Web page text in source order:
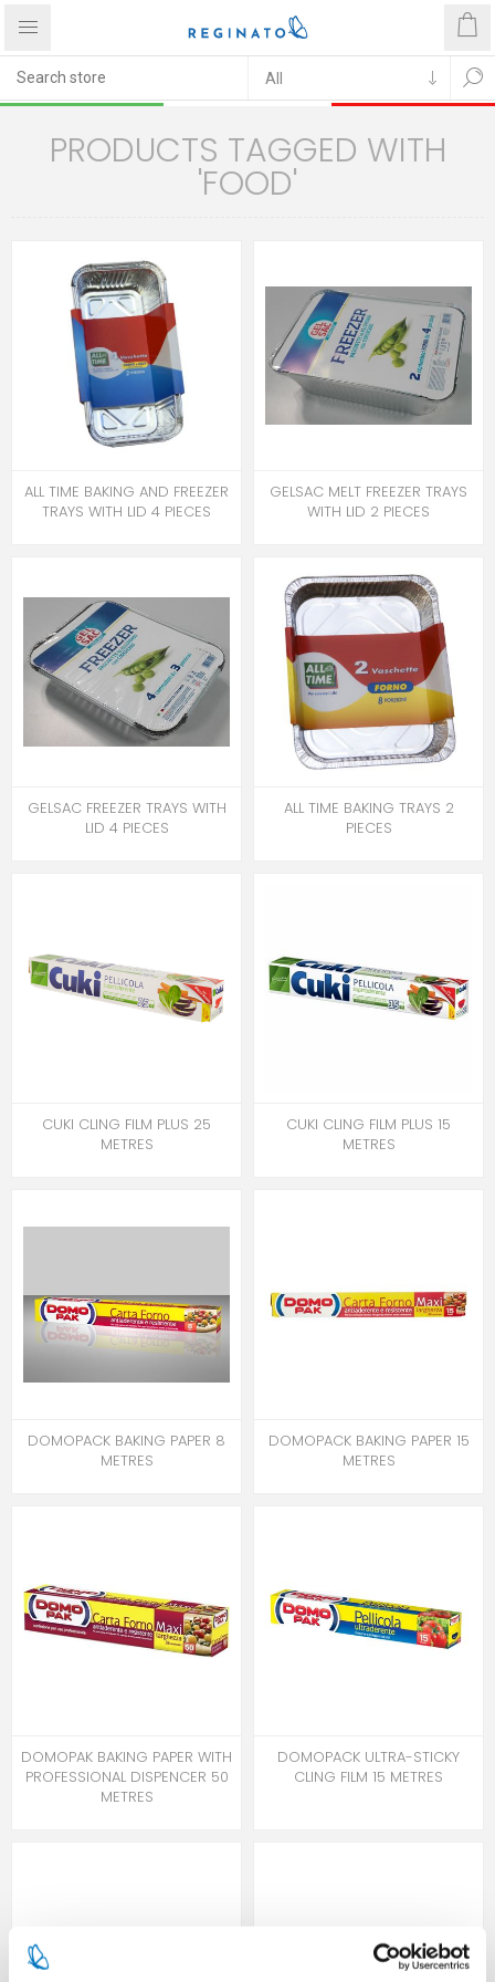
PRODUCTS TAGGED WITH
'FOOD'
ALL TIME BAKING AND FREEZER
TRAYS WITH LID 4 PIECES
GELSAC MELT FREEZER TRAYS
WITH LID 2 PIECES
GELSAC FREEZER TRAYS WITH
LID 4 PIECES
ALL TIME BAKING TRAYS 2
PIECES
CUKI CLING FILM PLUS 25
METRES
CUKI CLING FILM PLUS 15
METRES
DOMOPACK BAKING PAPER 8
METRES
DOMOPACK BAKING PAPER 15
METRES
DOMOPAK BAKING PAPER WITH
PROFESSIONAL DISPENCER 50
METRES
DOMOPACK ULTRA-STICKY
CLING FILM 15 METRES